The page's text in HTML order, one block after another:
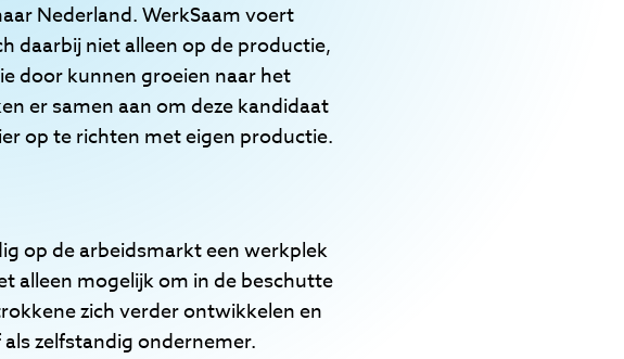
Nederland. WerkSaam voert
daarbij niet alleen op de productie,
door kunnen groeien naar het
er samen aan om deze kandidaat
op te richten met eigen productie.
op de arbeidsmarkt een werkplek
alleen mogelijk om in de beschutte
zich verder ontwikkelen en
zelfstandig ondernemer.